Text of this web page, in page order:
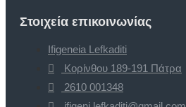
Στοιχεία επικοινωνίας
Ifigeneia Lefkaditi
Κορίνθου 189-191 Πάτρα
2610 001348